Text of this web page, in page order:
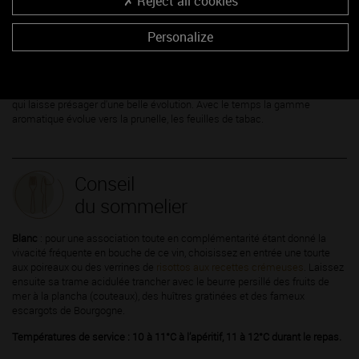
souvent marqués par une vivacité significative à l’attaque en bouche.
Cette dernière s’avère ample et fraîchement fruitée.
présentent une belle couleur grenat, soutenue et
qui laisse présager d'une belle évolution. Avec le temps la gamme
aromatique évolue vers la prunelle, les feuilles de tabac.
Conseil
du sommelier
Blanc : pour une association toute en complémentarité étant donné la
vivacité fréquente en bouche de ce vin, choisissez en entrée une tourte
aux poireaux ou des verrines de risottos aux recettes crémeuses
. Laissez
ensuite sa trame acidulée trancher avec le beurre persillé des fruits de
mer à la plancha (couteaux), des huîtres gratinées et des fameux
escargots de Bourgogne.
Températures de service : 10 à 11°C à l’apéritif, 11 à 12°C durant le repas.
Personalize